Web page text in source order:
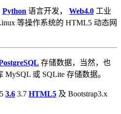
Python 语言开发， Web4.0 工业
等操作系统的 HTML5 动态网
存储数据，当然，也
或 SQLite 存储数据。
3.6 3.7 HTML5 及 Bootstrap3.x